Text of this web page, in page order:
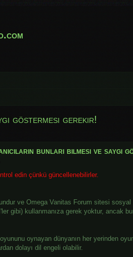
göstermesi gerekir!
bunları bilmesi ve saygı
edin çünkü güncellenebilirler.
ve Omega Vanitas Forum sitesi
gibi) kullanmanıza gerek yoktur, ancak
oynayan dünyanın her yerinden
dolayı dil engeli olabilir.